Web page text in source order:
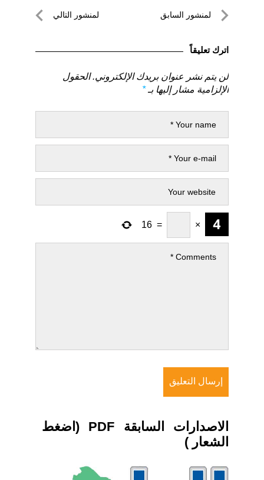
تصفّحلمنشور السابق
السابق
لمنشور التالي
اترك تعليقاً
لن يتم نشر عنوان بريدك الإلكتروني. الحقول
الإلزامية مشار إليها بـ*
×
=
16
الاصدارات السابقة PDF (اضغط
الشعار )